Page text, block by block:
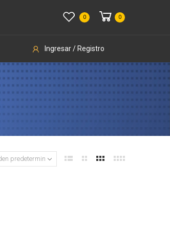
0 0
Ingresar / Registro